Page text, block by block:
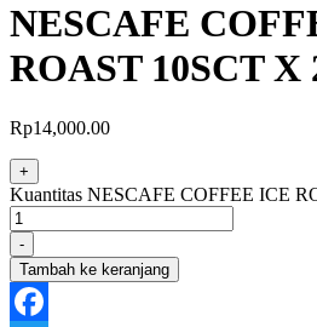
NESCAFE
ROAST 10SCT X
Rp14,000.00
+
Kuantitas NESCAFE COFFEE ICE
-
Tambah ke keranjang